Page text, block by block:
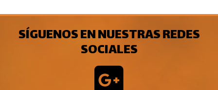
SÍGUENOS EN NUESTRAS REDES
SOCIALES